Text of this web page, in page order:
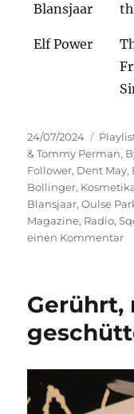
Blansjaar
Elf Power
Veröffentlicht
am
24/07/2024
& Tommy Perman,
Follower, Dent May,
Bollinger,
Blansjaar,Oulse
Magazine, Radio,
einen Kommentarzu
Gerührt,